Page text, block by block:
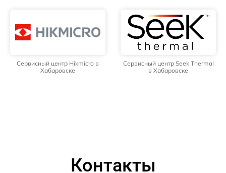
Сервисный центр Hikmicro в
Хабаровске
Сервисный центр Seek Thermal
в Хабаровске
Контакты